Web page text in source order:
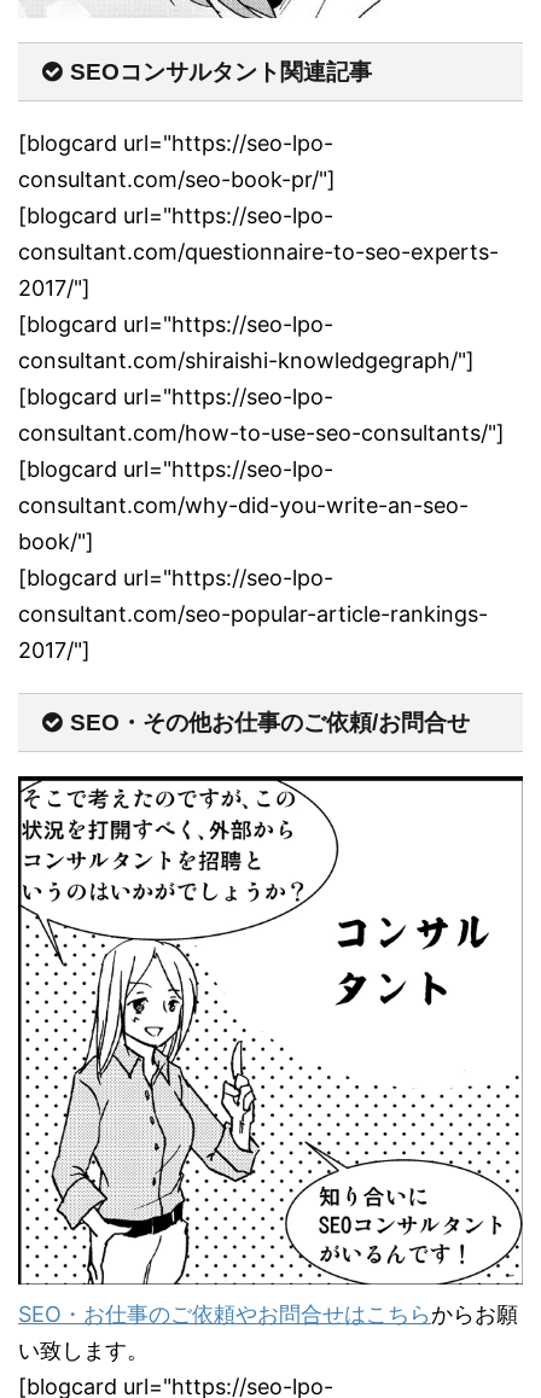
SEOコンサルタント関連記事
[blogcard url="https://seo-lpo-
consultant.com/seo-book-pr/"]
[blogcard url="https://seo-lpo-
consultant.com/questionnaire-to-seo-experts-
2017/"]
[blogcard url="https://seo-lpo-
consultant.com/shiraishi-knowledgegraph/"]
[blogcard url="https://seo-lpo-
consultant.com/how-to-use-seo-consultants/"]
[blogcard url="https://seo-lpo-
consultant.com/why-did-you-write-an-seo-
book/"]
[blogcard url="https://seo-lpo-
consultant.com/seo-popular-article-rankings-
2017/"]
SEO・その他お仕事のご依頼/お問合せ
SEO・お仕事のご依頼やお問合せはこちらからお願
い致します。
[blogcard url="https://seo-lpo-